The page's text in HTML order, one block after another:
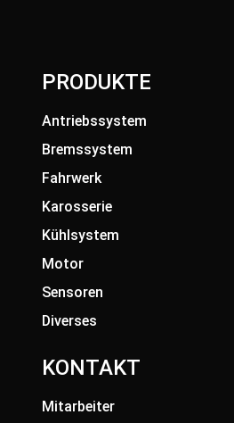
PRODUKTE
Antriebssystem
Bremssystem
Fahrwerk
Karosserie
Kühlsystem
Motor
Sensoren
Diverses
KONTAKT
Mitarbeiter